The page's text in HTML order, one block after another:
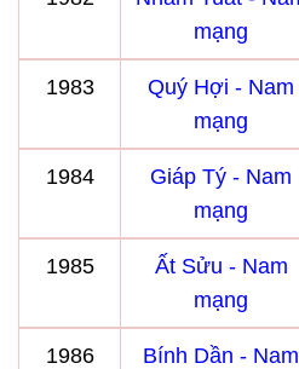
mạng
1983
Quý Hợi - Nam
mạng
1984
Giáp Tý - Nam
mạng
1985
Ất Sửu - Nam
mạng
1986
Bính Dần - Nam